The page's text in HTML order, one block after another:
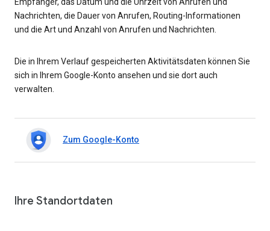
Empfänger, das Datum und die Uhrzeit von Anrufen und
Nachrichten, die Dauer von Anrufen, Routing-Informationen
und die Art und Anzahl von Anrufen und Nachrichten.
Die in Ihrem Verlauf gespeicherten Aktivitätsdaten können Sie
sich in Ihrem Google-Konto ansehen und sie dort auch
verwalten.
Zum Google-Konto
Ihre Standortdaten